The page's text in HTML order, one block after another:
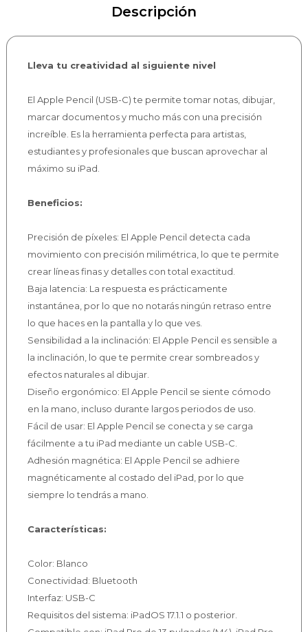
Descripción
Lleva tu creatividad al siguiente nivel
El Apple Pencil (USB-C) te permite tomar notas, dibujar,
marcar documentos y mucho más con una precisión
increíble. Es la herramienta perfecta para artistas,
estudiantes y profesionales que buscan aprovechar al
máximo su iPad.
Beneficios:
Precisión de píxeles: El Apple Pencil detecta cada
movimiento con precisión milimétrica, lo que te permite
crear líneas finas y detalles con total exactitud.
Baja latencia: La respuesta es prácticamente
instantánea, por lo que no notarás ningún retraso entre
lo que haces en la pantalla y lo que ves.
Sensibilidad a la inclinación: El Apple Pencil es sensible a
la inclinación, lo que te permite crear sombreados y
efectos naturales al dibujar.
Diseño ergonómico: El Apple Pencil se siente cómodo
en la mano, incluso durante largos periodos de uso.
Fácil de usar: El Apple Pencil se conecta y se carga
fácilmente a tu iPad mediante un cable USB-C.
Adhesión magnética: El Apple Pencil se adhiere
magnéticamente al costado del iPad, por lo que
siempre lo tendrás a mano.
Características:
Color: Blanco
Conectividad: Bluetooth
Interfaz: USB-C
Requisitos del sistema: iPadOS 17.1.1 o posterior.